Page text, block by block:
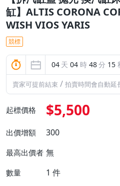
缸】ALTIS CORONA
WISH VIOS YARIS
競標
04 天 04 時 48分 14
賣家可提前結束 / 拍賣時間會自動延
起標價格 $5,500
出價增額 300
最高出價者 無
數量 1 件